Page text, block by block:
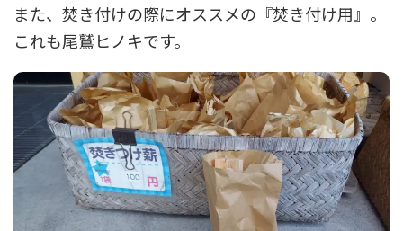
また、焚き付けの際にオススメの『焚き付け用』。
これも尾鷲ヒノキです。